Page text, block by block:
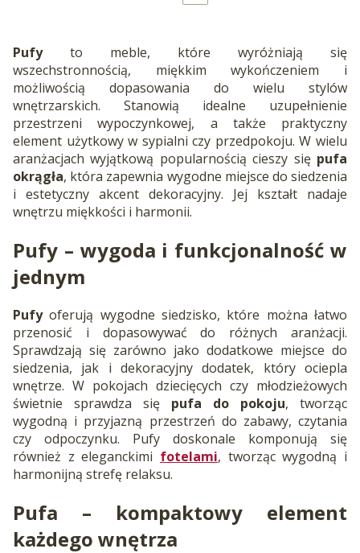
Pufyto meble, które wyróżniają się
wszechstronnością, miękkim wykończeniem i
możliwością dopasowania do wielu stylów
wnętrzarskich. Stanowią idealne uzupełnienie
przestrzeni wypoczynkowej, a także praktyczny
element użytkowy w sypialni czy przedpokoju. W wielu
aranżacjach wyjątkową popularnością cieszy się pufa
okrągła, która zapewnia wygodne miejsce do siedzenia
i estetyczny akcent dekoracyjny. Jej kształt nadaje
wnętrzu miękkości i harmonii.
Pufy – wygoda i funkcjonalność w
jednym
Pufyoferują wygodne siedzisko, które można łatwo
przenosić i dopasowywać do różnych aranżacji.
Sprawdzają się zarówno jako dodatkowe miejsce do
siedzenia, jak i dekoracyjny dodatek, który ociepla
wnętrze. W pokojach dziecięcych czy młodzieżowych
świetnie sprawdza się pufa do pokoju, tworząc
wygodną i przyjazną przestrzeń do zabawy, czytania
czy odpoczynku. Pufy doskonale komponują się
również z eleganckimi fotelami, tworząc wygodną i
harmonijną strefę relaksu.
Pufa – kompaktowy element
każdego wnętrza